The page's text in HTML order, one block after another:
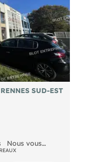
SUD-EST
Nous vous
entièrement